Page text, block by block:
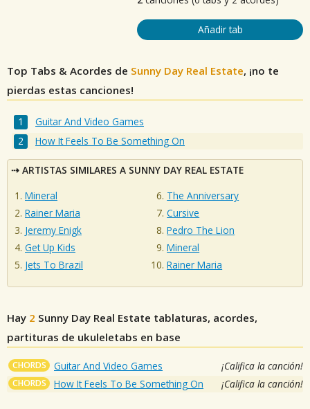
Añadir tab
Top Tabs & Acordes de Sunny Day Real Estate, ¡no te
pierdas estas canciones!
Guitar And Video Games
How It Feels To Be Something On
ARTISTAS SIMILARES A SUNNY DAY REAL ESTATE
Mineral
Rainer Maria
Jeremy Enigk
Get Up Kids
Jets To Brazil
The Anniversary
Cursive
Pedro The Lion
Mineral
Rainer Maria
Hay 2 Sunny Day Real Estate tablaturas, acordes,
partituras de ukuleletabs en base
CHORDS Guitar And Video Games ¡Califica la canción!
CHORDS How It Feels To Be Something On ¡Califica la canción!